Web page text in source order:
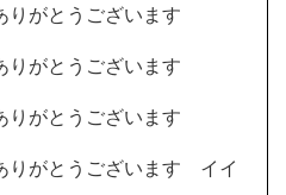
りがとうございます
りがとうございます
りがとうございます
りがとうございます イイ